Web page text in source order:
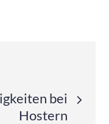
bei
Hostern